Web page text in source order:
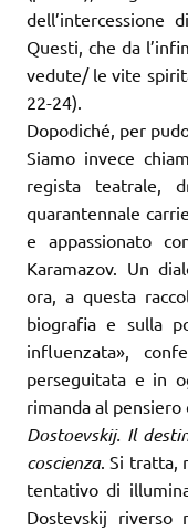
dell’intercessione
Questi, che da
vedute/ le vite
22-24).
Dopodiché, per
Siamo invece
regista teatrale,
quarantennale
e appassionato
Karamazov. Un
ora, a questa
biografia e sulla
influenzata»,
perseguitata e in
rimanda al pensiero
Dostoevskij. Il
coscienza. Si tratta,
tentativo di
Dostevskij riverso